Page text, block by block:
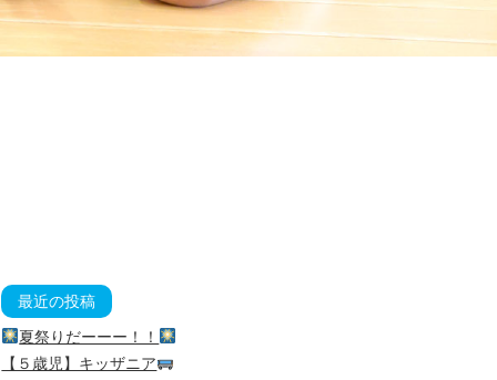
最近の投稿
夏祭りだーーー！！
【５歳児】キッザニア